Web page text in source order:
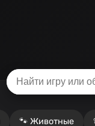
🐾 Животные